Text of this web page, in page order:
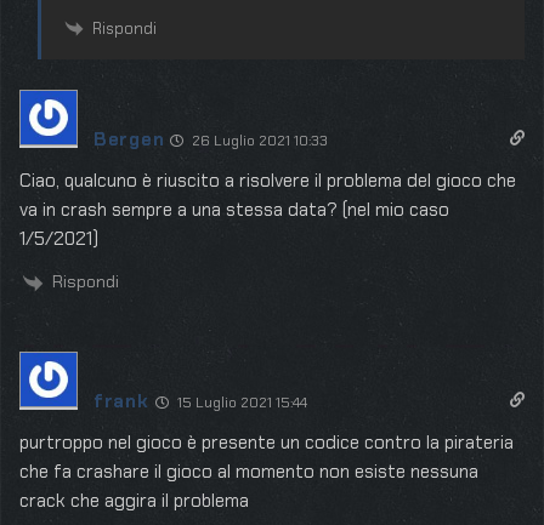
Rispondi
Bergen 26 Luglio 2021 10:33
Ciao, qualcuno è riuscito a risolvere il problema del gioco che
va in crash sempre a una stessa data? (nel mio caso
1/5/2021)
Rispondi
frank 15 Luglio 2021 15:44
purtroppo nel gioco è presente un codice contro la pirateria
che fa crashare il gioco al momento non esiste nessuna
crack che aggira il problema